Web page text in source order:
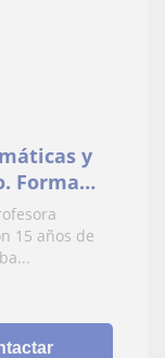
y
Forma
y
15 años de